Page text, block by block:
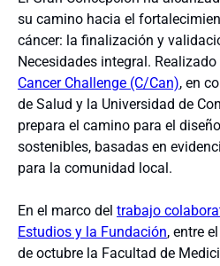
su camino hacia el
cáncer: la finalización y
Necesidades integral.
Cancer Challenge (C/Can), en
de Salud y la Universidad de
prepara el camino para el
sostenibles, basadas en
para la comunidad local.
En el marco del trabajo
Estudios y la Fundación, entre
de octubre la Facultad de